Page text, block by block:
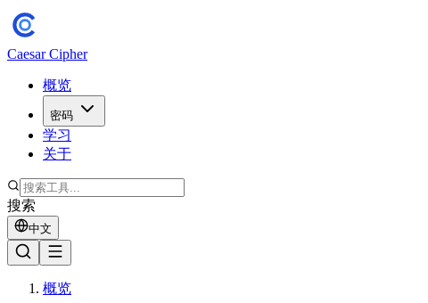
Caesar Cipher
概览
密码
学习
关于
搜索
中文
概览